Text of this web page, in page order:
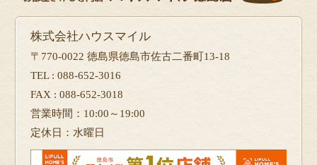
株式会社ハウスマイル
〒770-0022 徳島県徳島市佐古二番町13-18
TEL : 088-652-3016
FAX : 088-652-3018
営業時間：10:00～19:00
定休日：水曜日